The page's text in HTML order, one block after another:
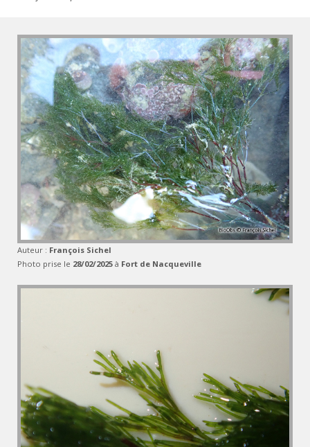
Auteur : François Sichel
Photo prise le 28/02/2025 à Fort de Nacqueville